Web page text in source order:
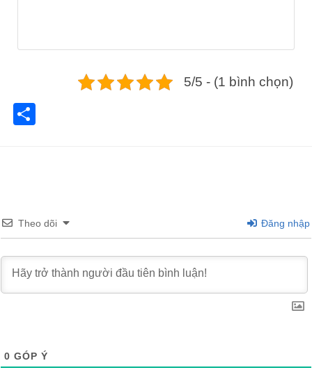
5/5 - (1 bình chọn)
Theo dõi Đăng nhập
0 GÓP Ý